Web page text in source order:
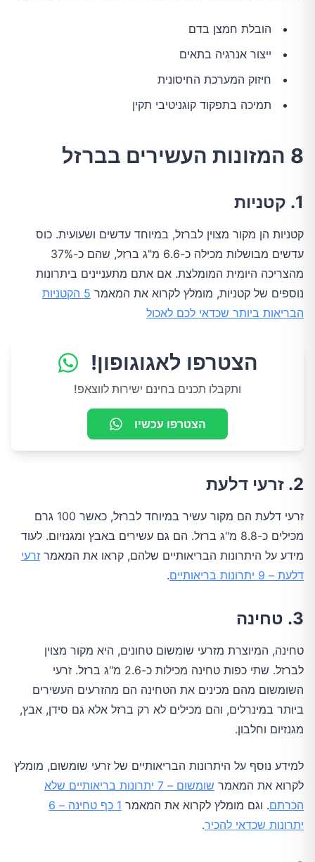
הובלת חמצן בדם
ייצור אנרגיה בתאים
חיזוק המערכת החיסונית
תמיכה בתפקוד קוגניטיבי תקין
8 המזונות העשירים בברזל
1. קטניות
קטניות הן מקור מצוין לברזל, במיוחד עדשים ושעועית. כוס
עדשים מבושלות מכילה כ-6.6 מ"ג ברזל, שהם כ-37%
מהצריכה היומית המומלצת. אם אתם מתעניינים ביתרונות
נוספים של קטניות, מומלץ לקרוא את המאמר
5 הקטניות
הבריאות ביותר שכדאי לכם לאכול
הצטרפו לאגוגופון!
ותקבלו תכנים בחינם ישירות לווצאפ!
הצטרפו עכשיו
2. זרעי דלעת
זרעי דלעת הם מקור עשיר במיוחד לברזל, כאשר 100 גרם
מכילים כ-8.8 מ"ג ברזל. הם גם עשירים באבץ ומגנזיום. לעוד
מידע על היתרונות הבריאותיים שלהם, קראו את המאמר זרעי
דלעת – 9 יתרונות בריאותיים
.
3. טחינה
טחינה, המיוצרת מזרעי שומשום טחונים, היא מקור מצוין
לברזל. שתי כפות טחינה מכילות כ-2.6 מ"ג ברזל. זרעי
השומשום מהם מכינים את הטחינה הם מהזרעים העשירים
ביותר במינרלים, והם מכילים לא רק ברזל אלא גם סידן, אבץ,
מגנזיום וחלבון.
למידע נוסף על היתרונות הבריאותיים של זרעי שומשום, מומלץ
לקרוא את המאמר
שומשום – 7 יתרונות בריאותיים שלא
הכרתם. וגם מומלץ לקרוא את המאמר
1 כף טחינה – 6
יתרונות שכדאי להכיר.